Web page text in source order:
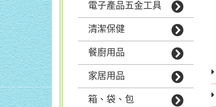
電子產品五金工具
清潔保健
餐廚用品
家居用品
箱、袋、包